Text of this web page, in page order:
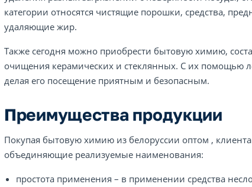
категории относятся чистящие порошки, средства,
удаляющие жир.
Также сегодня можно приобрести бытовую химию,
очищения керамических и стеклянных. С их помощью
делая его посещение приятным и безопасным.
Преимущества продукции
Покупая бытовую химию из белоруссии оптом ,
объединяющие реализуемые наименования:
простота применения – в применении средства